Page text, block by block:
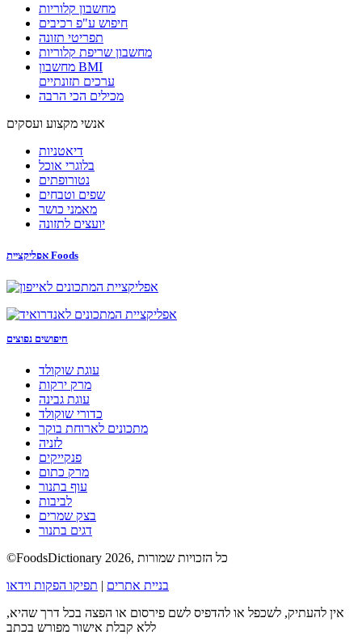
מחשבון קלוריות
חיפוש ע"פ רכיבים
תפריטי תזונה
מחשבון שריפת קלוריות
מחשבון BMI
ערכים תזונתיים
מכילים הכי הרבה
אנשי מקצוע ועסקים
דיאטניות
בלוגרי אוכל
נטורופתים
שפים וטבחים
מאמני כושר
יועצים לתזונה
אפליקציית Foods
חיפושים נפוצים
עוגת שוקולד
מרק ירקות
עוגת גבינה
כדורי שוקולד
מתכונים לארוחת בוקר
לזניה
פנקייקים
מרק כתום
עוף בתנור
לביבות
בצק שמרים
דגים בתנור
©FoodsDictionary 2026, כל הזכויות שמורות
בניית אתרים
תפיקו הפקות וידאו
אין להעתיק, לשכפל או להדפיס לשם פירסום או הפצה בכל דרך שהיא,
ללא קבלת אישור מפורש בכתב